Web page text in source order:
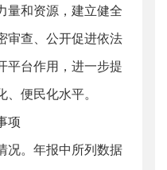
量和资源，建立健全
审查、公开促进依法
平台作用，进一步提
便民化水平。
项
。年报中所列数据